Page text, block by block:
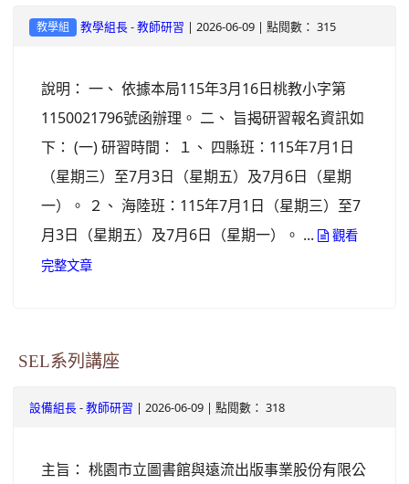
教學組 教學組長- 教師研習 | 2026-06-09 | 點閱數： 315
說明： 一、 依據本局115年3月16日桃教小字第
1150021796號函辦理。 二、 旨揭研習報名資訊如
下： (一) 研習時間： １、 四縣班：115年7月1日
（星期三）至7月3日（星期五）及7月6日（星期
一）。 ２、 海陸班：115年7月1日（星期三）至7
月3日（星期五）及7月6日（星期一）。 ...
觀看
完整文章
SEL系列講座
設備組長 - 教師研習 | 2026-06-09 | 點閱數： 318
主旨： 桃園市立圖書館與遠流出版事業股份有限公